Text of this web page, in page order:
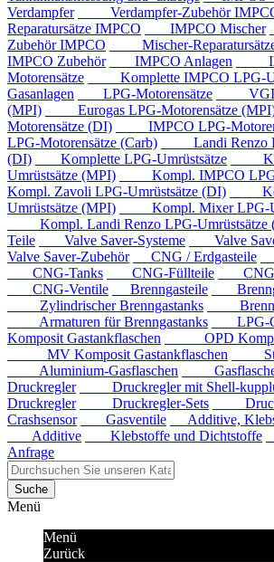
Verdampfer
Verdampfer-Zubehör
Reparatursätze IMPCO
IMPCO Mischer
Zubehör IMPCO
Mischer-
IMPCO Zubehör
IMPCO Anlagen
Motorensätze
Komplette IMPCO LPG-
Gasanlagen
LPG-Motorensätze
VGI
(MPI)
Eurogas LPG-Motorensätze
Motorensätze (DI)
IMPCO LPG-
LPG-Motorensätze (Carb)
Landi Renzo
(DI)
Komplette LPG-Umrüstsätze
Umrüstsätze (MPI)
Kompl. IMPCO LPG-
Kompl. Zavoli LPG-Umrüstsätze (DI)
Umrüstsätze (MPI)
Kompl. Mixer LPG-
Kompl. Landi Renzo LPG-Umrüstsätze
Teile
Valve Saver-Systeme
Valve
Valve Saver-Zubehör
CNG / Erdgasteile
CNG-Tanks
CNG-Füllteile
CNG-
CNG-Ventile
Brenngasteile
Zylindrischer Brenngastanks
Armaturen für Brenngastanks
LPG-
Komposit Gastankflaschen
OPD
MV Komposit Gastankflaschen
Aluminium-Gasflaschen
Druckregler
Druckregler mit Shell-
Druckregler
Druckregler-Sets
Crashsensor
Gasventile
Additive,
Additive
Klebstoffe und Dichtstoffe
Anfrage
Suche
Menü
Menü
Zurück